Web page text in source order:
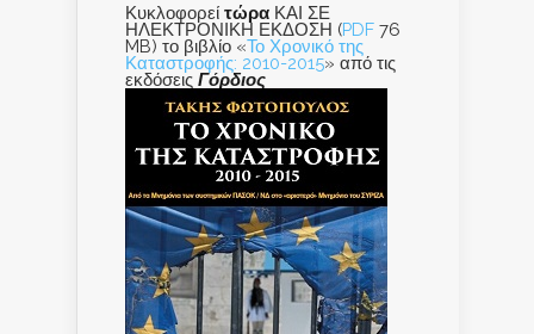
Κυκλοφορεί τώρα ΚΑΙ ΣΕ
ΗΛΕΚΤΡΟΝΙΚΗ ΕΚΔΟΣΗ (PDF 76
MB) το βιβλίο «Το Χρονικό της
Καταστροφής: 2010-2015» από τις
εκδόσεις Γόρδιος